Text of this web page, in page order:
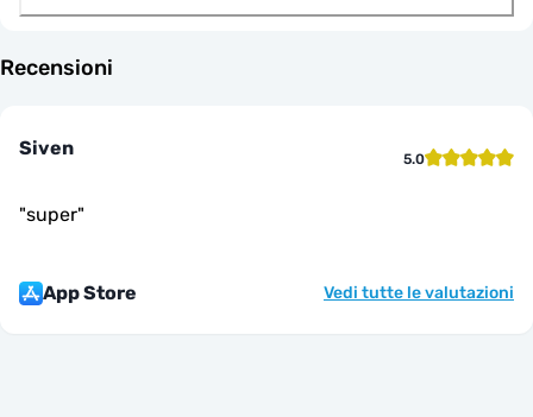
Recensioni
Siven 5.0
"super"
App Store Vedi tutte le valutazioni